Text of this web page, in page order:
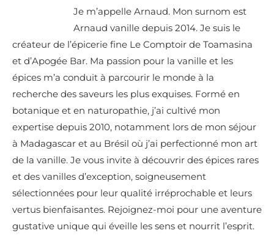
Je m’appelle Arnaud. Mon surnom est
Arnaud vanille depuis 2014. Je suis le
créateur de l’épicerie fine Le Comptoir de Toamasina
et d’Apogée Bar. Ma passion pour la vanille et les
épices m’a conduit à parcourir le monde à la
recherche des saveurs les plus exquises. Formé en
botanique et en naturopathie, j’ai cultivé mon
expertise depuis 2010, notamment lors de mon séjour
à Madagascar et au Brésil où j’ai perfectionné mon art
de la vanille. Je vous invite à découvrir des épices rares
et des vanilles d’exception, soigneusement
sélectionnées pour leur qualité irréprochable et leurs
vertus bienfaisantes. Rejoignez-moi pour une aventure
gustative unique qui éveille les sens et nourrit l’esprit.